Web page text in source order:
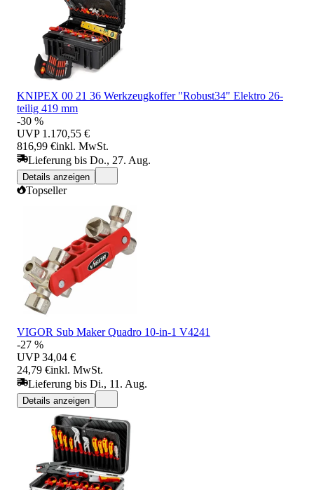
KNIPEX 00 21 36 Werkzeugkoffer "Robust34" Elektro 26-
teilig 419 mm
-30 %
UVP 1.170,55 €
816,99 €inkl. MwSt.
Lieferung bis Do., 27. Aug.
Details anzeigen
Topseller
VIGOR Sub Maker Quadro 10-in-1 V4241
-27 %
UVP 34,04 €
24,79 €inkl. MwSt.
Lieferung bis Di., 11. Aug.
Details anzeigen